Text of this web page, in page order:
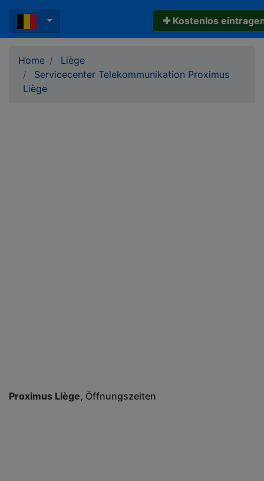
✚ Kostenlos
Home
Liège
Servicecenter Telekommunikation Proximus
Liège
Proximus Liège Öffnungszeiten